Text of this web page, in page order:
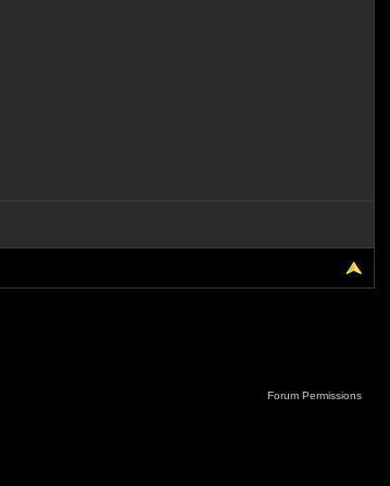
Forum Permissions